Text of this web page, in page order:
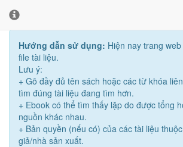
Hướng dẫn sử dụng: Hiện nay trang web
file tài liệu.
Lưu ý:
+ Gõ đầy đủ tên sách hoặc các từ khóa
tìm đúng tài liệu đang tìm hơn.
+ Ebook có thể tìm thấy lặp do được tổng
nguồn khác nhau.
+ Bản quyền (nếu có) của các tài liệu
giả/nhà sản xuất.